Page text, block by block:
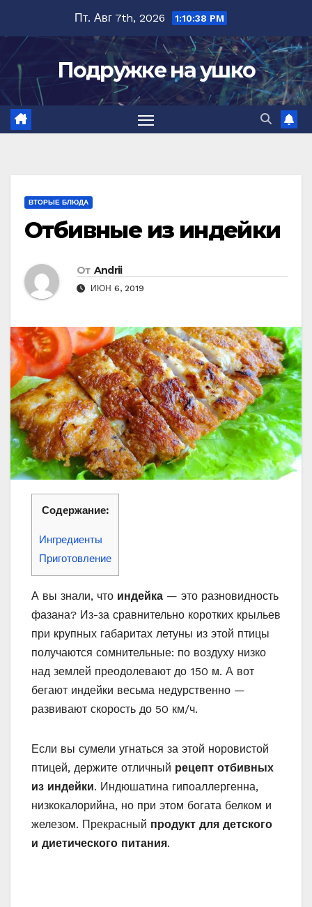
содержимому
Пт. Авг 7th, 2026 1:10:39 PM
Подружке на ушко
ВТОРЫЕ БЛЮДА
Отбивные из индейки
От Andrii
ИЮН 6, 2019
Содержание:
Ингредиенты
Приготовление
А вы знали, что индейка — это разновидность
фазана? Из-за сравнительно коротких крыльев
при крупных габаритах летуны из этой птицы
получаются сомнительные: по воздуху низко
над землей преодолевают до 150 м. А вот
бегают индейки весьма недурственно —
развивают скорость до 50 км/ч.
Если вы сумели угнаться за этой норовистой
птицей, держите отличный рецепт отбивных
из индейки. Индюшатина гипоаллергенна,
низкокалорийна, но при этом богата белком и
железом. Прекрасный продукт для детского
и диетического питания.